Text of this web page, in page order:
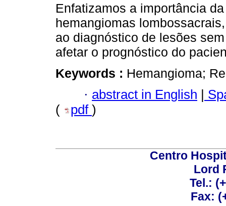
Enfatizamos a importância
hemangiomas
ao diagnóstico de lesões
afetar o prognóstico do
Keywords : Hemangioma;
· abstract in English
(
pdf )
Centro
Lord
Tel.:
Fax: